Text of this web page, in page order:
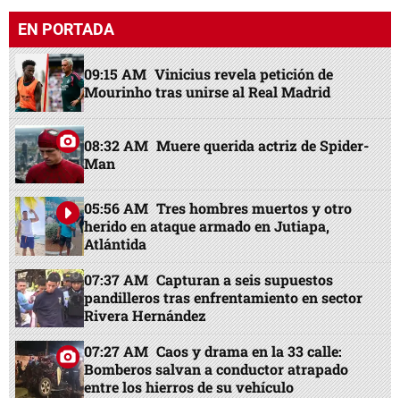
EN PORTADA
09:15 AM Vinicius revela petición de
Mourinho tras unirse al Real Madrid
08:32 AM Muere querida actriz de Spider-
Man
05:56 AM Tres hombres muertos y otro
herido en ataque armado en Jutiapa,
Atlántida
07:37 AM Capturan a seis supuestos
pandilleros tras enfrentamiento en sector
Rivera Hernández
07:27 AM Caos y drama en la 33 calle:
Bomberos salvan a conductor atrapado
entre los hierros de su vehículo